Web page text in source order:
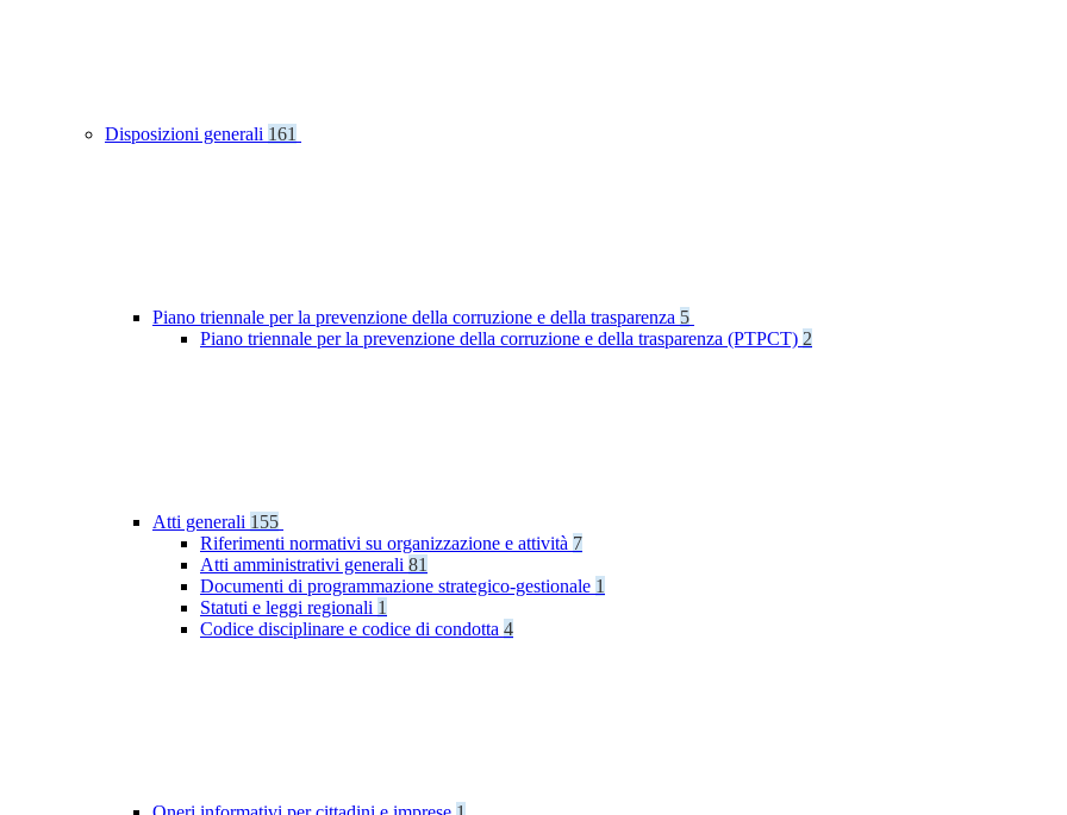
Disposizioni generali 161
Piano triennale per la prevenzione della corruzione e della trasparenza 5
Piano triennale per la prevenzione della corruzione e della trasparenza (PTPCT) 2
Atti generali 155
Riferimenti normativi su organizzazione e attività 7
Atti amministrativi generali 81
Documenti di programmazione strategico-gestionale 1
Statuti e leggi regionali 1
Codice disciplinare e codice di condotta 4